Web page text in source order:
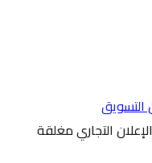
التسويق
التجاري مغلقة